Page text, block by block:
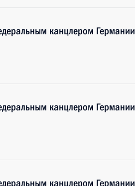
канцлером Германии
канцлером Германии
канцлером Германии